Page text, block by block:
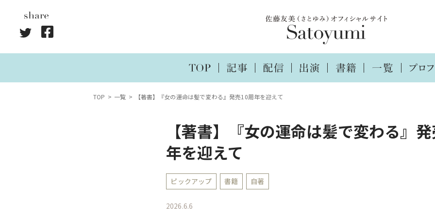
TOP 一覧 【著書】『女の運命は髪で変わる』発売10周年を迎えて
【著書】『女の運命は髪で変わる』
年を迎えて
ピックアップ 書籍 自著
2026.6.6